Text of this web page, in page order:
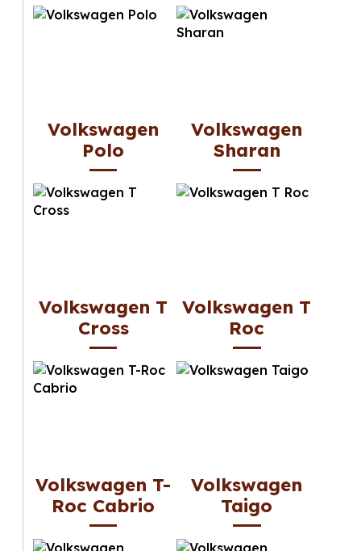
Volkswagen
Polo
Volkswagen
Sharan
Volkswagen T
Cross
Volkswagen T
Roc
Volkswagen T-
Roc Cabrio
Volkswagen
Taigo